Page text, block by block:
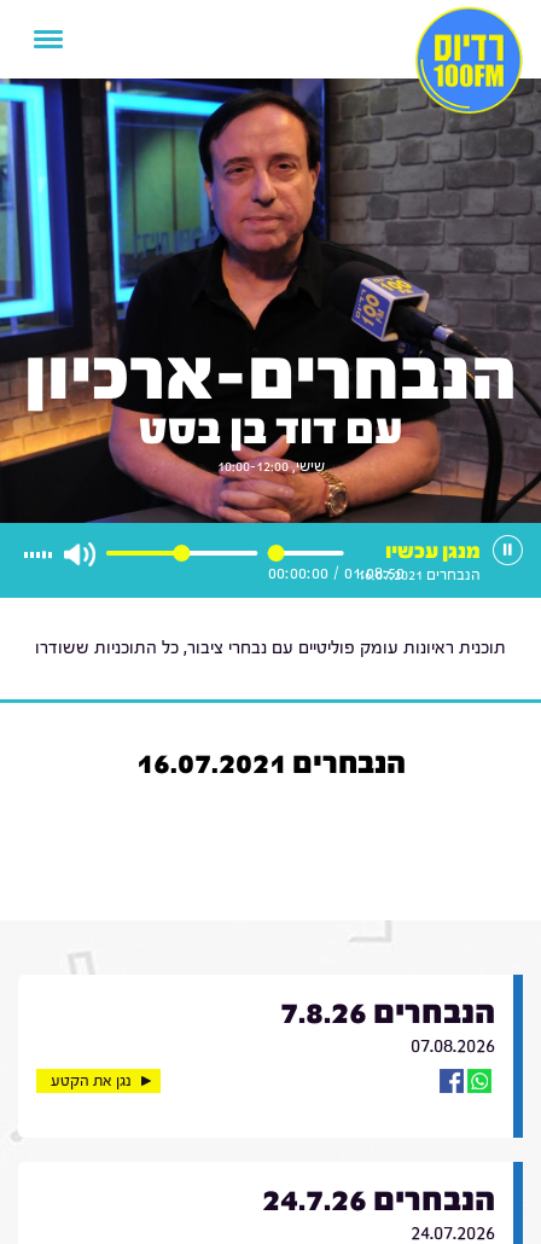
הנבחרים-ארכיון
עם דוד בן בסט
שישי, 10:00-12:00
01:08:50
/
00:00:00
מנגן עכשיו
הנבחרים 16.07.2021
תוכנית ראיונות עומק פוליטיים עם נבחרי ציבור, כל התוכניות ששודרו
הנבחרים 16.07.2021
הנבחרים 7.8.26
07.08.2026
נגן את הקטע
הנבחרים 24.7.26
24.07.2026